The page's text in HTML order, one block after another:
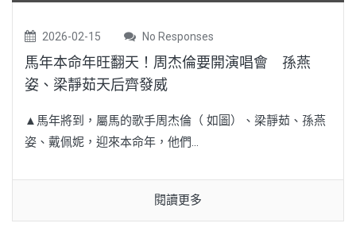
2026-02-15 No Responses
馬年本命年旺翻天！周杰倫要開演唱會 孫燕
姿、梁靜茹天后齊發威
▲馬年將到，屬馬的歌手周杰倫（ 如圖）、梁靜茹、孫燕
姿、戴佩妮，迎來本命年，他們...
閱讀更多